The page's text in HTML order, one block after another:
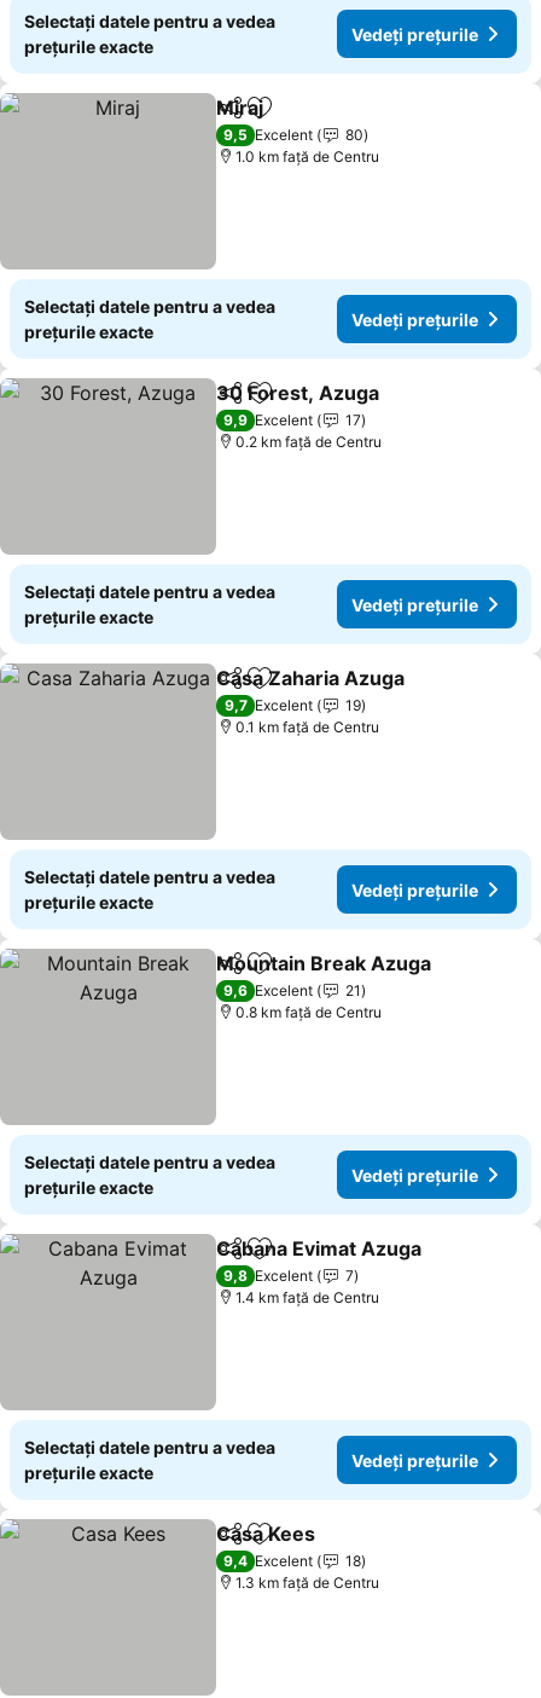
Selectați datele pentru a vedea
prețurile exacte
Vedeți prețurile
DistribuițiAdăugaţi la favorite
Miraj
9,5 Excelent
80
1.0 km faţă de Centru
Selectați datele pentru a vedea
prețurile exacte
Vedeți prețurile
DistribuițiAdăugaţi la favorite
30 Forest, Azuga
9,9 Excelent
17
0.2 km faţă de Centru
Selectați datele pentru a vedea
prețurile exacte
Vedeți prețurile
DistribuițiAdăugaţi la favorite
Casa Zaharia Azuga
9,7 Excelent
19
0.1 km faţă de Centru
Selectați datele pentru a vedea
prețurile exacte
Vedeți prețurile
DistribuițiAdăugaţi la favorite
Mountain Break Azuga
9,6 Excelent
21
0.8 km faţă de Centru
Selectați datele pentru a vedea
prețurile exacte
Vedeți prețurile
DistribuițiAdăugaţi la favorite
Cabana Evimat Azuga
9,8 Excelent
7
1.4 km faţă de Centru
Selectați datele pentru a vedea
prețurile exacte
Vedeți prețurile
DistribuițiAdăugaţi la favorite
Casa Kees
9,4 Excelent
18
1.3 km faţă de Centru